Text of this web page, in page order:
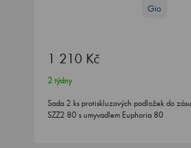
Gio
1 210 Kč
2 týdny
Sada 2 ks protiskluzových podložek do
SZZ2 80 s umyvadlem Euphoria 80